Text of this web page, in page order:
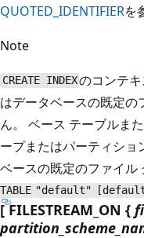
QUOTED_IDENTIFIERを
Note
CREATE INDEXのコンテキ
はデータベースの既定
ん。 ベース テーブルま
ープまたはパーティショ
ベースの既定のファイル
TABLE "default"
[ FILESTREAM_ON {